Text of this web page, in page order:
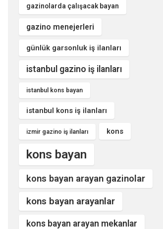
gazinolarda çalışacak bayan
gazino menejerleri
günlük garsonluk iş ilanları
istanbul gazino iş ilanları
istanbul kons bayan
istanbul kons iş ilanları
izmir gazino iş ilanları kons
kons bayan
kons bayan arayan gazinolar
kons bayan arayanlar
kons bayan arayan mekanlar